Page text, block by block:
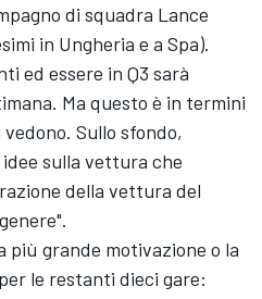
di squadra Lance
in Ungheria e a Spa).
ed essere in Q3 sarà
Ma questo è in termini
Sullo sfondo,
sulla vettura che
della vettura del
più grande motivazione o la
le restanti dieci gare: